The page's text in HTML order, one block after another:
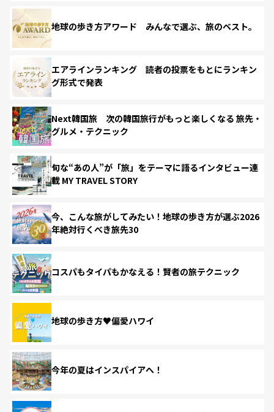
地球の歩き方アワード みんなで選ぶ、旅のベスト。
エアラインランキング 読者の投票をもとにランキン
グ形式で発表
Next韓国旅 次の韓国旅行がもっと楽しくなる 旅先・
グルメ・テクニック
旬な“あの人”が「旅」をテーマに語るインタビュー連
載 MY TRAVEL STORY
今、こんな旅がしてみたい！地球の歩き方が選ぶ2026
年絶対行くべき旅先30
コスパもタイパもかなえる！賢者の旅テクニック
地球の歩き方♥偏愛ハワイ
今年の夏はインスパイアへ！